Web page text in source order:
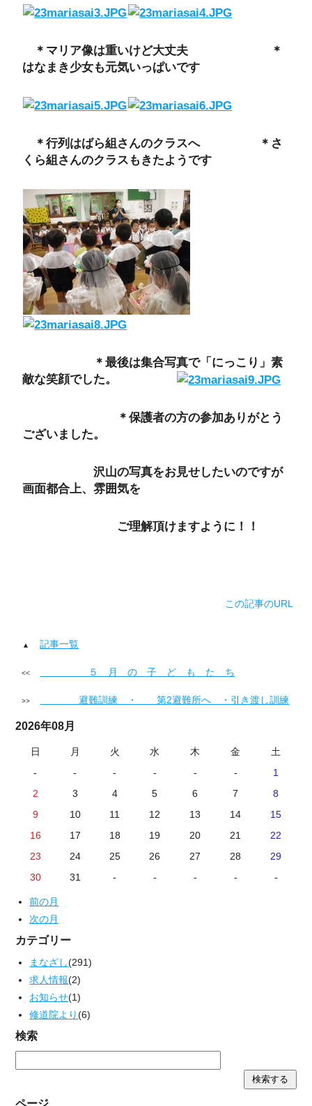
＊マリア像は重いけど大丈夫 ＊
はなまき少女も元気いっぱいです
＊行列はばら組さんのクラスへ ＊さ
くら組さんのクラスもきたようです
＊最後は集合写真で「にっこり」素
敵な笑顔でした。
＊保護者の方の参加ありがとう
ございました。
沢山の写真をお見せしたいのですが
画面都合上、雰囲気を
ご理解頂けますように！！
この記事のURL
記事一覧
５ 月 の 子 ど も た ち
避難訓練 ・ 第2避難所へ ・引き渡し訓練
2026年08月
日 月 火 水 木 金
土
-
- - - - -
1
2
3 4 5 6 7
8
9
10 11 12 13 14
15
16
17 18 19 20 21
22
23
24 25 26 27 28
29
30
31 - - - - -
前の月
次の月
カテゴリー
まなざし(291)
求人情報(2)
お知らせ(1)
修道院より(6)
検索